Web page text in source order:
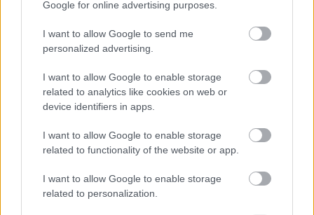
Google for online advertising purposes.
I want to allow Google to send me
personalized advertising.
I want to allow Google to enable storage
related to analytics like cookies on web or
device identifiers in apps.
I want to allow Google to enable storage
related to functionality of the website or app.
I want to allow Google to enable storage
related to personalization.
legdrágábbja volt az amerikai foci vb -
gyorsmérleg
HÍREK 2026. júl. 20.